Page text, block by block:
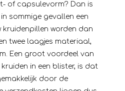
of capsulevorm? Dan is
in sommige gevallen een
kruidenpillen worden dan
twee laagjes materiaal,
Een groot voordeel van
in een blister, is dat
door de